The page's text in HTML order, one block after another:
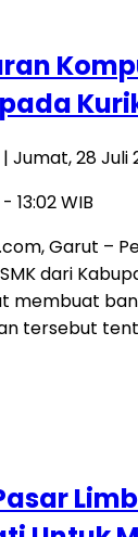
| Jumat, 28 Juli
13:02 WIB
Garut –
dari
membuat
tersebut